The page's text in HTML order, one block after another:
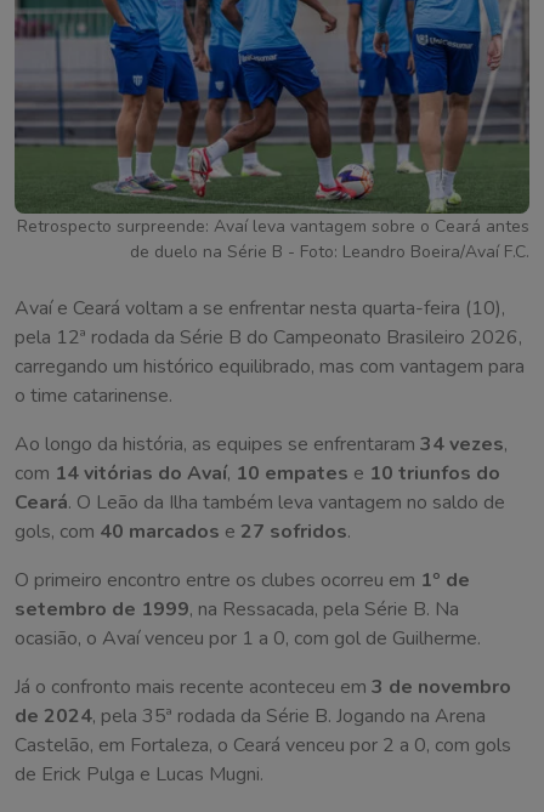
Retrospecto surpreende: Avaí leva vantagem sobre o Ceará antes
de duelo na Série B - Foto: Leandro Boeira/Avaí F.C.
Avaí e Ceará voltam a se enfrentar nesta quarta-feira (10),
pela 12ª rodada da Série B do Campeonato Brasileiro 2026,
carregando um histórico equilibrado, mas com vantagem para
o time catarinense.
Ao longo da história, as equipes se enfrentaram 34 vezes,
com 14 vitórias do Avaí, 10 empates e 10 triunfos do
Ceará. O Leão da Ilha também leva vantagem no saldo de
gols, com 40 marcados e 27 sofridos.
O primeiro encontro entre os clubes ocorreu em 1º de
setembro de 1999, na Ressacada, pela Série B. Na
ocasião, o Avaí venceu por 1 a 0, com gol de Guilherme.
Já o confronto mais recente aconteceu em 3 de novembro
de 2024, pela 35ª rodada da Série B. Jogando na Arena
Castelão, em Fortaleza, o Ceará venceu por 2 a 0, com gols
de Erick Pulga e Lucas Mugni.